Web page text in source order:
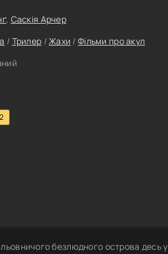
, Саскія Арчер
/ Трилер /Жахи /Фільми про акул
безлюдного острова десь у